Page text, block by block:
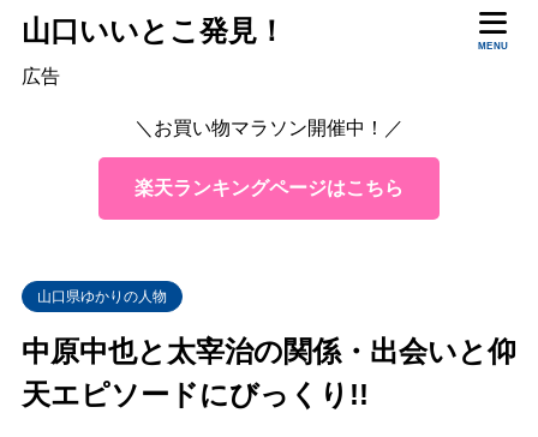
山口いいとこ発見！ MENU
広告
＼お買い物マラソン開催中！／
楽天ランキングページはこちら
山口県ゆかりの人物
中原中也と太宰治の関係・出会いと仰
天エピソードにびっくり!!
目次
中也と太宰、出会った頃の二人の様子
中原中也と太宰治・出会いのエピソード